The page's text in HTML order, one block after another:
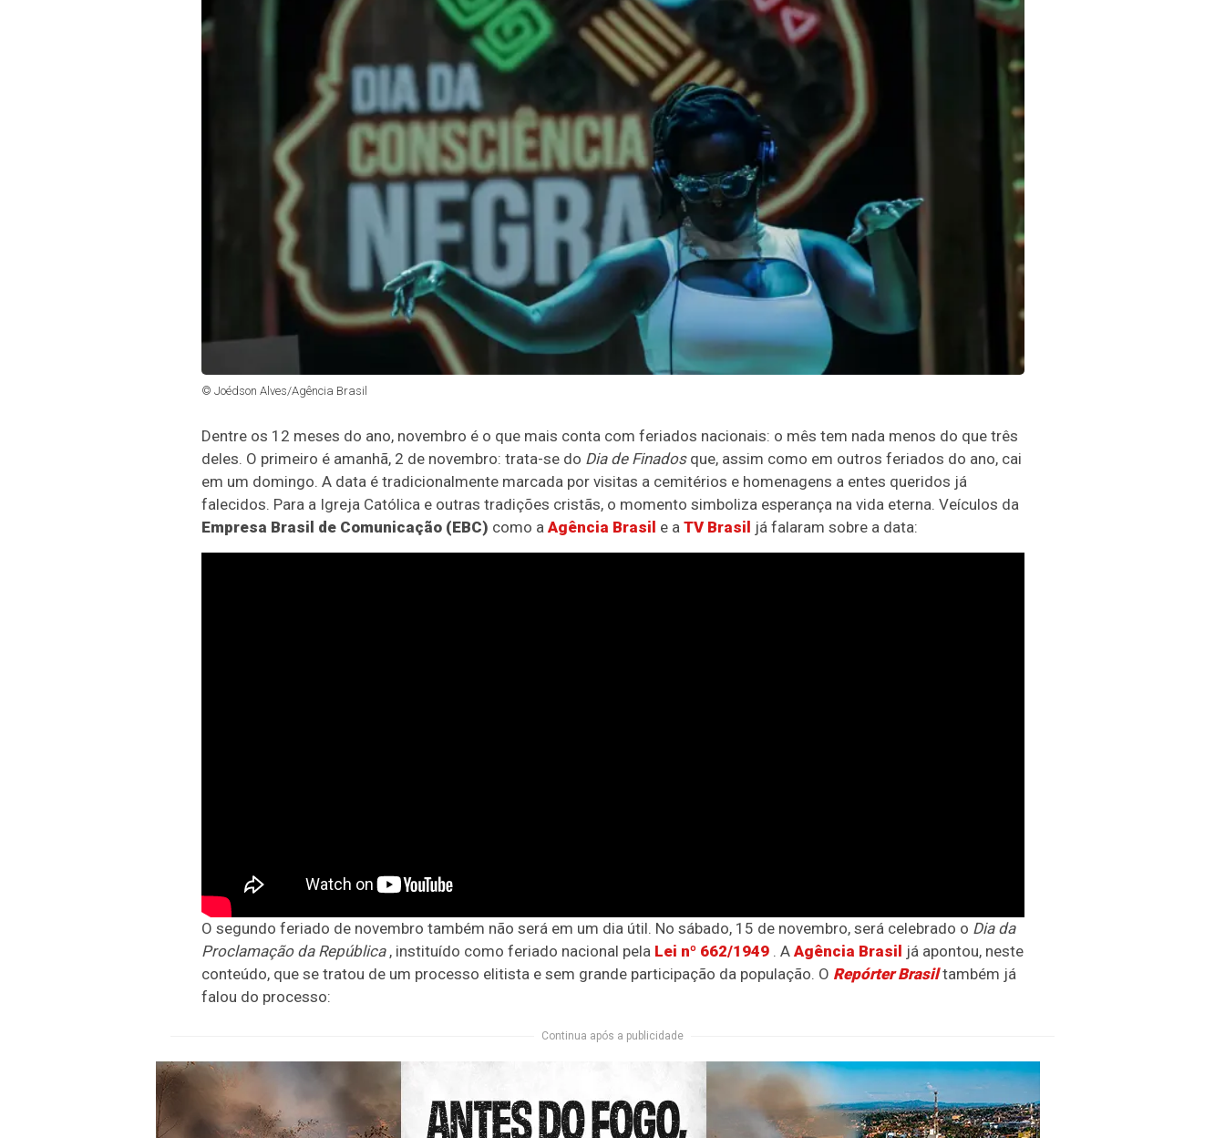
© Joédson Alves/Agência Brasil
Dentre os 12 meses do ano, novembro é o que mais conta com feriados nacionais: o mês tem nada menos do que três
deles. O primeiro é amanhã, 2 de novembro: trata-se do Dia de Finadosque, assim como em outros feriados do ano, cai
em um domingo. A data é tradicionalmente marcada por visitas a cemitérios e homenagens a entes queridos já
falecidos. Para a Igreja Católica e outras tradições cristãs, o momento simboliza esperança na vida eterna. Veículos da
Empresa Brasil de Comunicação (EBC) como a Agência Brasil e a TV Brasil já falaram sobre a data:
O segundo feriado de novembro também não será em um dia útil. No sábado, 15 de novembro, será celebrado o Dia da
Proclamação da República, instituído como feriado nacional pela Lei nº 662/1949. A Agência Brasil já apontou, neste
conteúdo, que se tratou de um processo elitista e sem grande participação da população. O Repórter Brasil também já
falou do processo:
Continua após a publicidade